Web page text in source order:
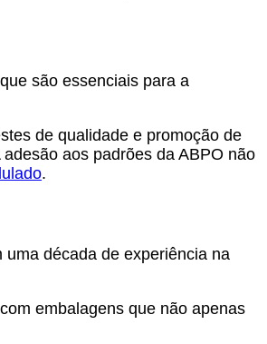
são essenciais para a
de qualidade e promoção de
aos padrões da ABPO não
.
década de experiência na
embalagens que não apenas